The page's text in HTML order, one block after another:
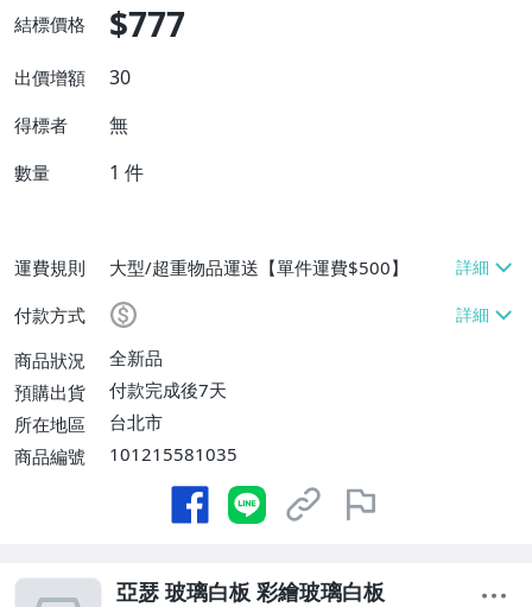
結標價格 $777
出價增額 30
得標者 無
數量 1 件
運費規則
大型/超重物品運送【單件運費$500】
付款方式
商品狀況
全新品
預購出貨
付款完成後7天
所在地區
台北市
商品編號
101215581035
亞瑟 玻璃白板 彩繪玻璃白板